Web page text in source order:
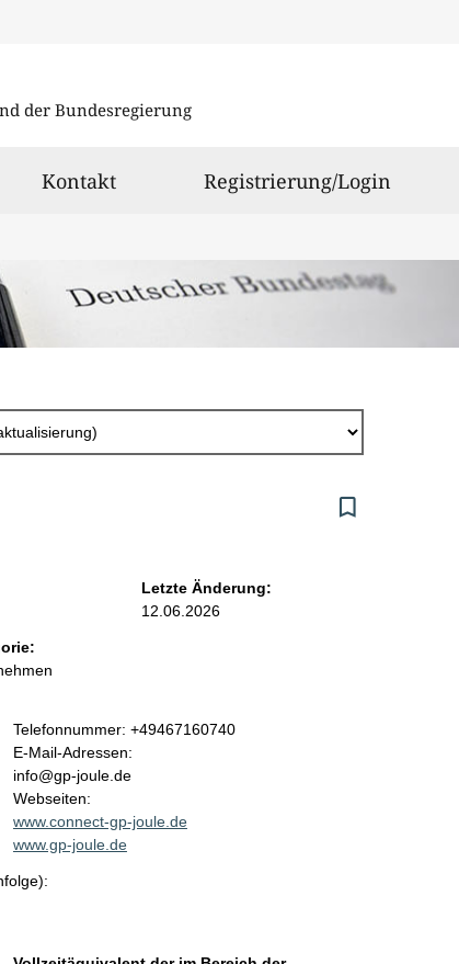
der Bundesregierung
Kontakt Registrierung/Login
Letzte Änderung:
12.06.2026
K
o
n
t
a
k
i
o
Telefonnummer: +49467160740
E-Mail-Adressen:
info@gp-joule.de
Webseiten:
www.connect-gp-joule.de
www.gp-joule.de